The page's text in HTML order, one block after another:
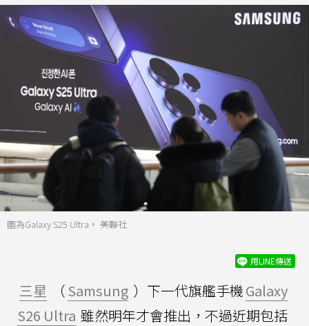
圖為Galaxy S25 Ultra。 美聯社
用LINE傳送
三星 （Samsung ）下一代旗艦手機Galaxy
S26 Ultra 雖然明年才會推出，不過近期包括